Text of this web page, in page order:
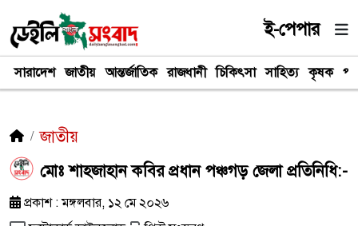
ই-পেপার
সারাদেশ জাতীয় আন্তর্জাতিক রাজধানী চিকিৎসা সাহিত্য কৃষক
জাতীয়
মোঃ শাহজাহান কবির প্রধান পঞ্চগড় জেলা প্রতিনিধি:-
প্রকাশ : মঙ্গলবার, ১২ মে ২০২৬